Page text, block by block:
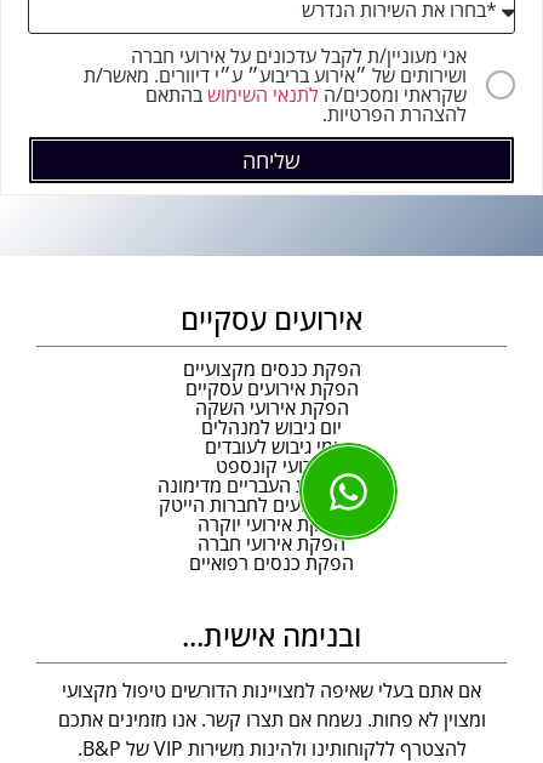
אני מעוניין/ת לקבל עדכונים על אירועי חברה
ושירותים של ״אירוע בריבוע״ ע״י דיוורים. מאשר/ת
שקראתי ומסכים/הלתנאי השימושבהתאם
להצהרת הפרטיות.
שליחה
אירועים עסקיים
הפקת כנסים מקצועיים
הפקת אירועים עסקיים
הפקת אירועי השקה
יום גיבוש למנהלים
ימי גיבוש לעובדים
אירועי קונספט
מופע להקת העבריים מדימונה
הפקת אירועים לחברות הייטק
הפקת אירועי יוקרה
הפקת אירועי חברה
הפקת כנסים רפואיים
ובנימה אישית...
אם אתם בעלי שאיפה למצויינות הדורשים טיפול מקצועי
ומצוין לא פחות. נשמח אם תצרו קשר. אנו מזמינים אתכם
להצטרף ללקוחותינו ולהינות משירות VIP של B&P.